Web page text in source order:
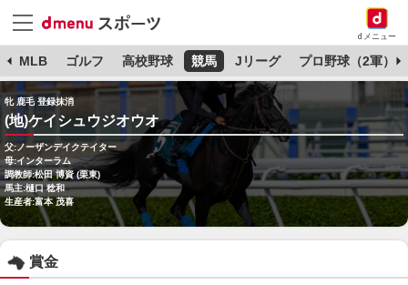
dメニュー
MLB ゴルフ 高校野球 競馬 Jリーグ プロ野球（2軍）
牝 鹿毛 登録抹消
(地)ケイシュウジオウオ
父:ノーザンデイクテイター
母:インターラム
調教師:松田 博資 (栗東)
馬主:樋口 稔和
生産者:富本 茂喜
賞金